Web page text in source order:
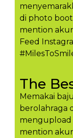
di photo
mention
Feed
The
Memakai
berolahraga
mengupload
mention